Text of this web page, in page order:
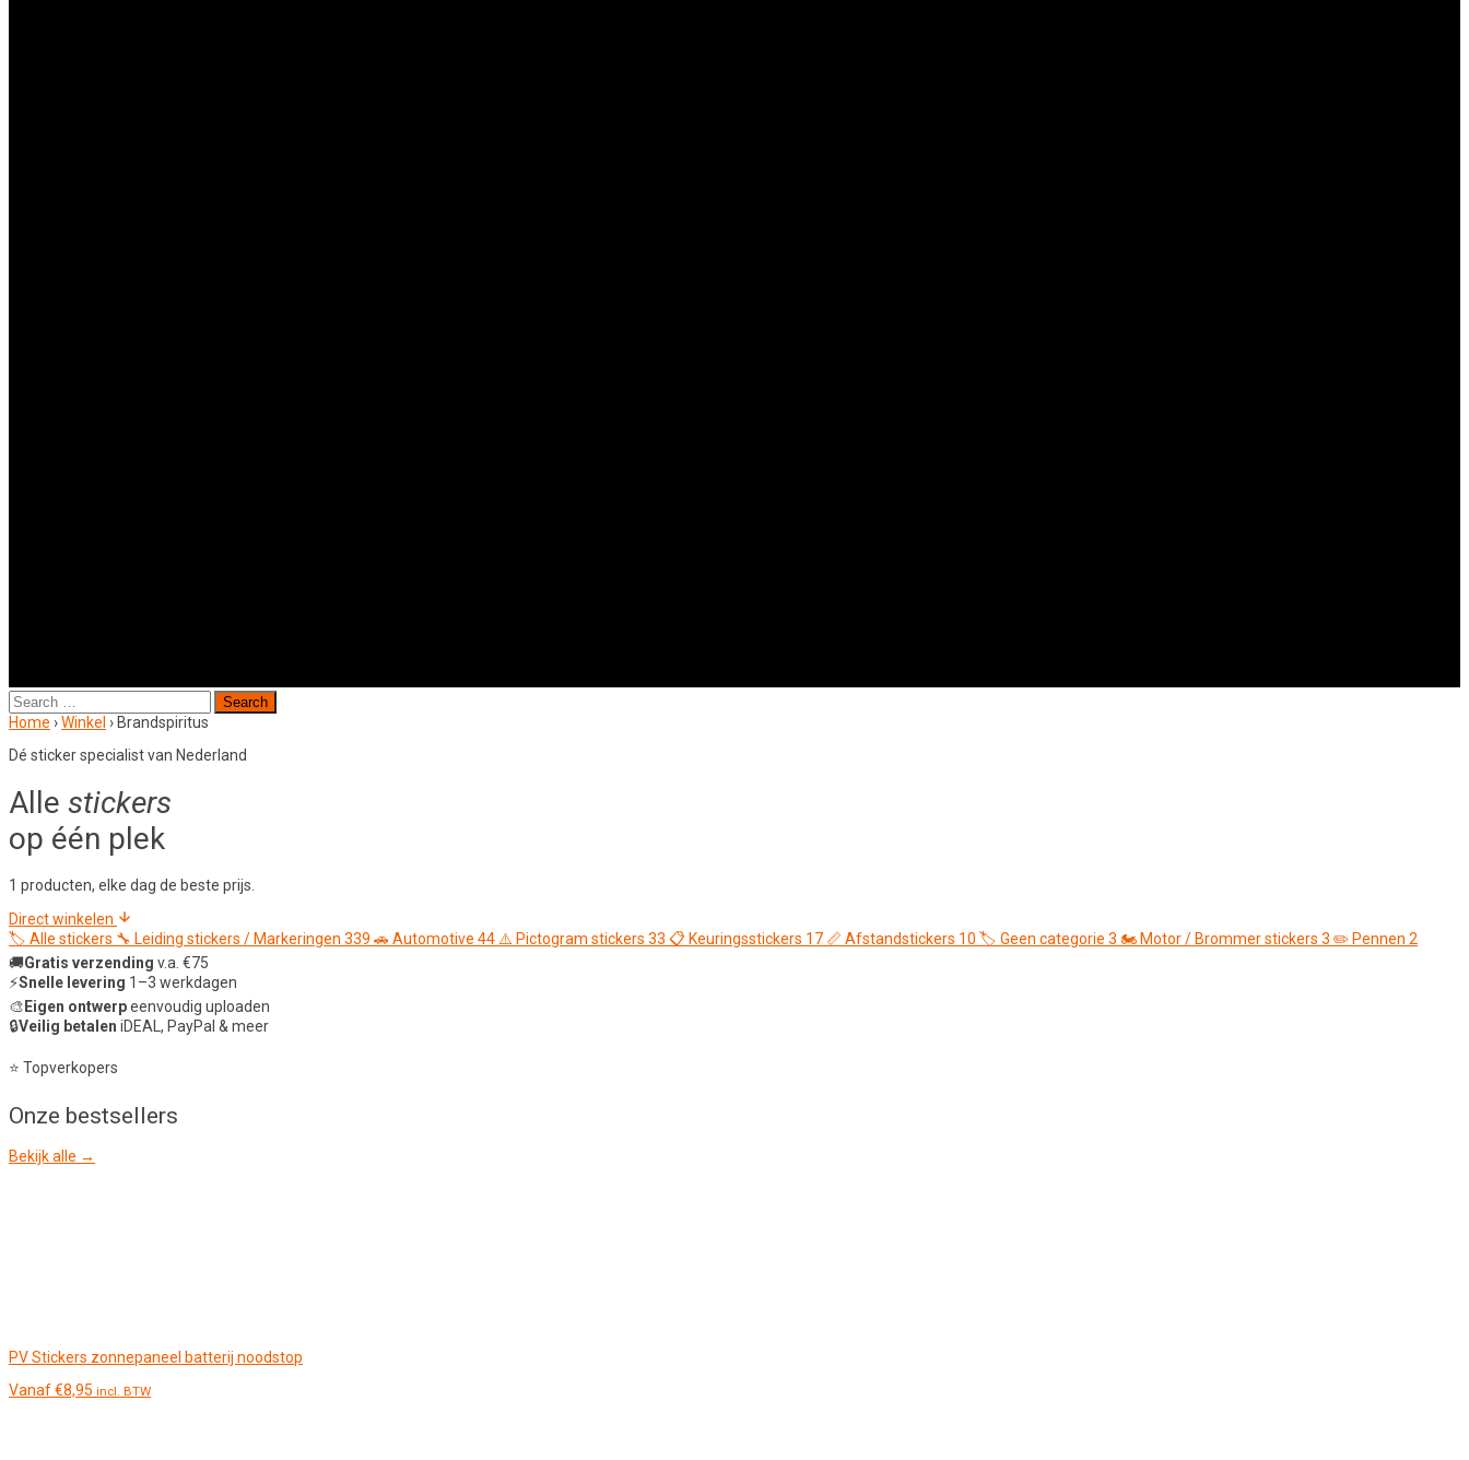
Search
for:
Home ›Winkel › Brandspiritus
Dé sticker specialist van Nederland
Alle stickers
op één plek
1 producten, elke dag de beste prijs.
Direct winkelen
🏷️ Alle stickers 🔧 Leiding stickers / Markeringen 339 🚗Automotive 44 ⚠️ Pictogram stickers 33 📋 Keuringsstickers 17 📏 Afstandstickers 10 🏷️ Geen categorie 3 🏍️ Motor / Brommer stickers 3 ✏️ Pennen 2
🚚Gratis verzending v.a. €75
⚡Snelle levering 1–3 werkdagen
🎨 Eigen ontwerpeenvoudig uploaden
🔒Veilig betalen iDEAL, PayPal & meer
⭐ Topverkopers
Onze bestsellers
Bekijk alle →
PV Stickers zonnepaneel batterij noodstop
Vanaf€8,95 incl. BTW